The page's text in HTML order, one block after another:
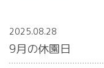
2025.08.28
9月の休園日